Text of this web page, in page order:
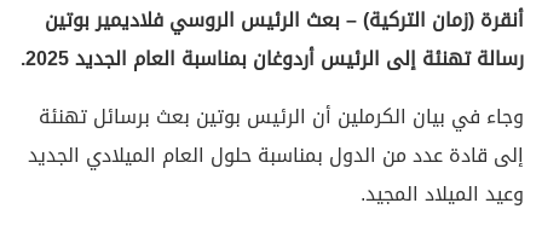
أنقرة (زمان التركية) – بعث الرئيس الروسي فلاديمير بوتين
رسالة تهنئة إلى الرئيس أردوغان بمناسبة العام الجديد 2025.
وجاء في بيان الكرملين أن الرئيس بوتين بعث برسائل تهنئة
إلى قادة عدد من الدول بمناسبة حلول العام الميلادي الجديد
وعيد الميلاد المجيد.